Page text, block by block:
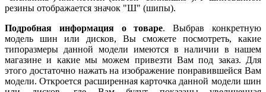
резины отображается значок "Ш" (шипы).
Подробная информация о товаре. Выбрав конкретную
модель шин или дисков, Вы сможете посмотреть, какие
типоразмеры данной модели имеются в наличии в нашем
магазине и какие мы можем привезти Вам под заказ. Для
этого достаточно нажать на изображение понравившейся Вам
модели. Откроется расширенная карточка данной модели шин